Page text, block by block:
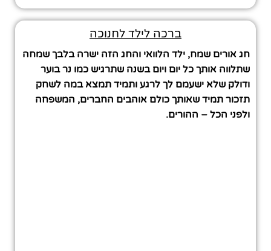
ברכה לילד לחנוכה
חג אורים שמח, ילד הלוואי והחג הזה ישרה בלבך שמחה
שתלווה אותך כל יום ויום בשנה שתרגיש כמו נר בוער
ודולק שלא ישעמם לך לרגע ותמיד תמצא במה לשחק
תזכור תמיד שאותך כולם אוהבים החברים, המשפחה
ולפני הכל – ההורים.